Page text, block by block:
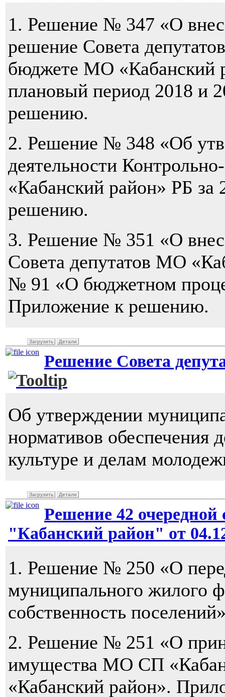
1. Решение № 347 «О
решение Совета
бюджете МО «Кабанский
плановый период 2018 и
решению.
2. Решение № 348 «Об
деятельности
«Кабанский район» РБ
решению.
3. Решение № 351 «О
Совета депутатов МО
№ 91 «О бюджетном
Приложение к решению.
Загрузить Детали
Решение Совета
Об утверждении
нормативов
культуре и делам
Загрузить Детали
Решение 42
"Кабанский район" от
1. Решение № 250 «О
муниципального жилого
собственность
2. Решение № 251 «О
имущества МО СП
«Кабанский район».